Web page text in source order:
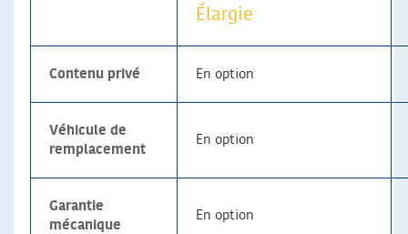
Élargie
Contenu privé En option
Véhicule de
remplacement
En option
Garantie
mécanique
En option